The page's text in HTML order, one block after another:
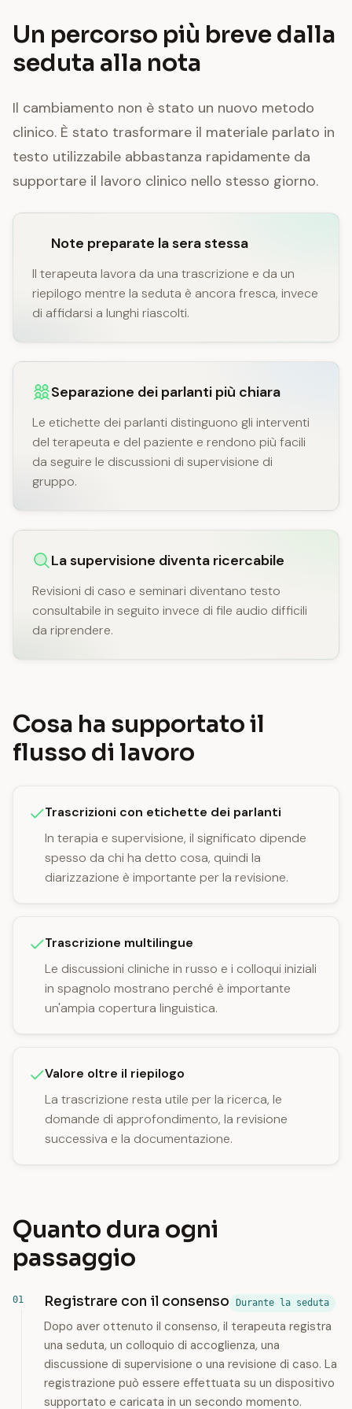
Un percorso più breve dalla
seduta alla nota
Il cambiamento non è stato un nuovo metodo
clinico. È stato trasformare il materiale parlato in
testo utilizzabile abbastanza rapidamente da
supportare il lavoro clinico nello stesso giorno.
Note preparate la sera stessa
Il terapeuta lavora da una trascrizione e da un
riepilogo mentre la seduta è ancora fresca, invece
di affidarsi a lunghi riascolti.
Separazione dei parlanti più chiara
Le etichette dei parlanti distinguono gli interventi
del terapeuta e del paziente e rendono più facili
da seguire le discussioni di supervisione di
gruppo.
La supervisione diventa ricercabile
Revisioni di caso e seminari diventano testo
consultabile in seguito invece di file audio difficili
da riprendere.
Cosa ha supportato il
flusso di lavoro
Trascrizioni con etichette dei parlanti
In terapia e supervisione, il significato dipende
spesso da chi ha detto cosa, quindi la
diarizzazione è importante per la revisione.
Trascrizione multilingue
Le discussioni cliniche in russo e i colloqui iniziali
in spagnolo mostrano perché è importante
un'ampia copertura linguistica.
Valore oltre il riepilogo
La trascrizione resta utile per la ricerca, le
domande di approfondimento, la revisione
successiva e la documentazione.
Quanto dura ogni
passaggio
Registrare con il consenso Durante la seduta
Dopo aver ottenuto il consenso, il terapeuta registra
una seduta, un colloquio di accoglienza, una
discussione di supervisione o una revisione di caso. La
registrazione può essere effettuata su un dispositivo
supportato e caricata in un secondo momento.